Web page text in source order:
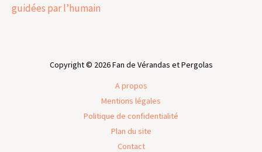
guidées par l’humain
Copyright © 2026 Fan de Vérandas et Pergolas
A propos
Mentions légales
Politique de confidentialité
Plan du site
Contact